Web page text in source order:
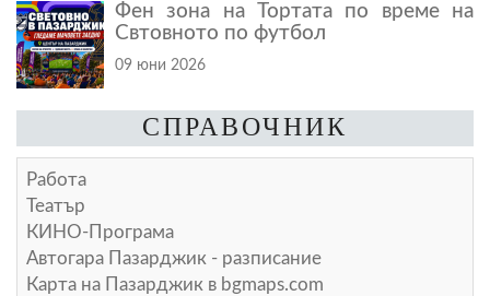
Фен зона на Тортата по време на
Свтовното по футбол
09 юни 2026
СПРАВОЧНИК
Работа
Театър
КИНО-Програма
Автогара Пазарджик - разписание
Карта на Пазарджик в bgmaps.com